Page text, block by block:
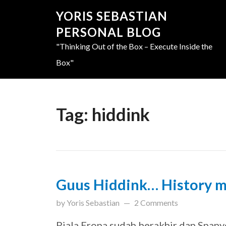
YORIS SEBASTIAN
PERSONAL BLOG
"Thinking Out of the Box – Execute Inside the
Box"
Tag: hiddink
Guus Hiddink… History
by Yoris Sebastian updated onMarch 31, 2019
2 Comments